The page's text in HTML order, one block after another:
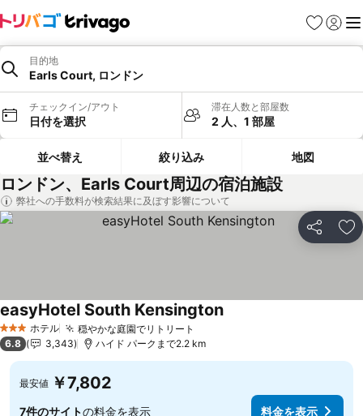
お気に入り
ログイ
メ
目的地
Earls Court, ロンドン
チェックイン/アウト
日付を選択
滞在人数と部屋数
2 人、1 部屋
並べ替え 絞り込み 地図
ロンドン、Earls Court周辺の宿泊施設
弊社への手数料が検索結果に及ぼす影響について
シェア お
3 ホテルのランク
ホテル 穏やかな庭園でリトリート
easyHotel South Kensington
6.8 3,343 ハイド パークまで2.2 km
最安値 ￥7,802
7件のサイトの料金を表示 料金を表示